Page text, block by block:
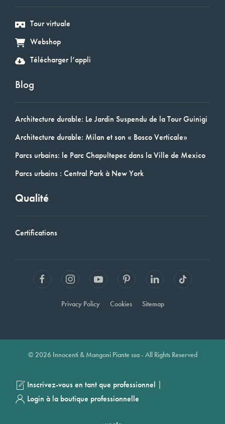
Tour virtuale
Webshop
Télécharger l’appli
Blog
Architecture durable: Le Jardin Suspendu de la Tour Guinigi
Architecture durable: Milan et son « Bosco Verticale»
Parcs urbains: le Parc Chapultepec dans la Ville de Mexico
Parcs urbains : Central Park à New York
Qualité
Certifications
Privacy Policy Cookies Sitemap
© 2026 Innocenti & Mangoni Piante ssa - All Rights Reserved
Inscrivez-vous en tant que professionnel |
Login à la boutique professionnelle